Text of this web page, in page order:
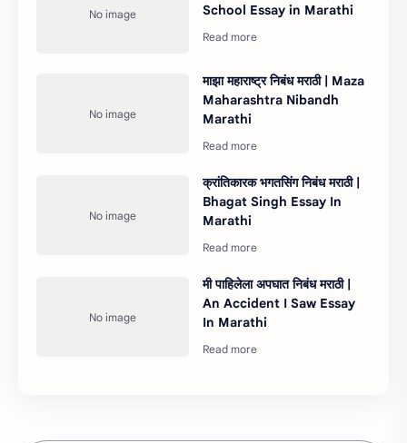
School Essay in Marathi
माझा महाराष्ट्र निबंध मराठी | Maza
Maharashtra Nibandh
Marathi
क्रांतिकारक भगतसिंग निबंध मराठी |
Bhagat Singh Essay In
Marathi
मी पाहिलेला अपघात निबंध मराठी |
An Accident I Saw Essay
In Marathi